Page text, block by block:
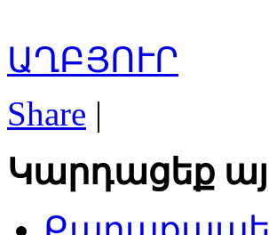
ԱՂԲՅՈՒՐ
Share |
Կարդացեք